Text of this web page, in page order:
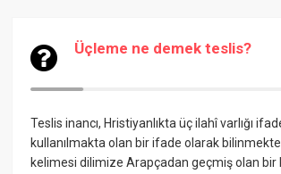
Üçleme ne demek teslis?
Teslis inancı, Hristiyanlıkta üç ilahî varlığı
kullanılmakta olan bir ifade olarak
kelimesi dilimize Arapçadan geçmiş olan bir